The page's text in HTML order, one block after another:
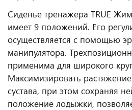
Сиденье тренажера TRUE
имеет 9 положений. Его
осуществляется с помощью
манипулятора.
применима для широкого
Максимизировать
сустава, при этом сохраняя
положение лодыжки,